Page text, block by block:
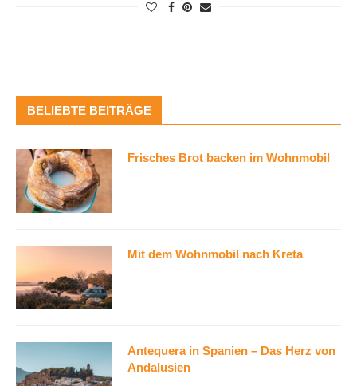
BELIEBTE BEITRÄGE
Frisches Brot backen im Wohnmobil
Mit dem Wohnmobil nach Kreta
Antequera in Spanien – Das Herz von
Andalusien